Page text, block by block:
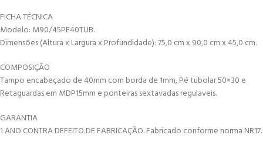
FICHA TÉCNICA
Modelo: M90/45PE40TUB.
Dimensões (Altura x Largura x Profundidade): 75,0 cm x 90,0 cm x 45,0 cm.
COMPOSIÇÃO
Tampo encabeçado de 40mm com borda de 1mm, Pé tubolar 50×30 e
Retaguardas em MDP15mm e ponteiras sextavadas regulaveis.
GARANTIA
1 ANO CONTRA DEFEITO DE FABRICAÇÃO. Fabricado conforme norma NR17.